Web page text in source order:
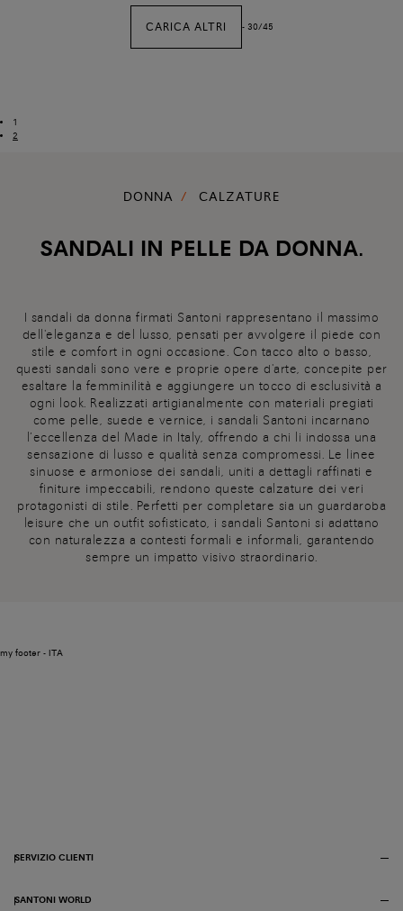
CARICA ALTRI - 30/45
1
2
DONNA CALZATURE
SANDALI IN PELLE DA DONNA.
I sandali da donna firmati Santoni rappresentano il massimo
dell'eleganza e del lusso, pensati per avvolgere il piede con
stile e comfort in ogni occasione. Con tacco alto o basso,
questi sandali sono vere e proprie opere d'arte, concepite per
esaltare la femminilità e aggiungere un tocco di esclusività a
ogni look. Realizzati artigianalmente con materiali pregiati
come pelle, suede e vernice, i sandali Santoni incarnano
l’eccellenza del Made in Italy, offrendo a chi li indossa una
sensazione di lusso e qualità senza compromessi. Le linee
sinuose e armoniose dei sandali, uniti a dettagli raffinati e
finiture impeccabili, rendono queste calzature dei veri
protagonisti di stile. Perfetti per completare sia un guardaroba
leisure che un outfit sofisticato, i sandali Santoni si adattano
con naturalezza a contesti formali e informali, garantendo
sempre un impatto visivo straordinario.
my footer - ITA
SERVIZIO CLIENTI
SANTONI WORLD